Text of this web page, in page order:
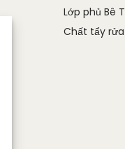
Lớp phủ Bê
Chất tẩy